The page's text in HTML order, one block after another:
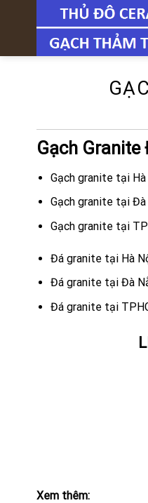
Gạch
Gạch granite tại
Gạch granite tại Đà
Gạch granite tại
Đá granite tại Hà
Đá granite tại Đà
Đá granite tại
Xem thêm: